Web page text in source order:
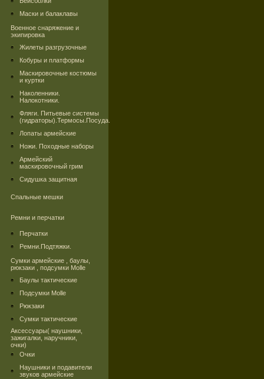
Маски и балаклавы
Военное снаряжение и
экипировка
Жилеты разгрузочные
Кобуры и платформы
Маскировочные костюмы
и куртки
Наколенники.
Налокотники.
Фляги. Питьевые системы
(гидраторы).Термосы.Посуда.
Лопаты армейские
Ножи. Походные наборы
Армейский
маскировочный грим
Сидушка защитная
Спальные мешки
Ремни и перчатки
Перчатки
Ремни.Подтяжки.
Сумки армейские , баулы,
рюкзаки , подсумки Molle
Баулы тактические
Подсумки Molle
Рюкзаки
Сумки тактические
Аксессуары( наушники,
зажигалки, наручники,
очки)
Очки
Наушники и подавители
звуков армейские